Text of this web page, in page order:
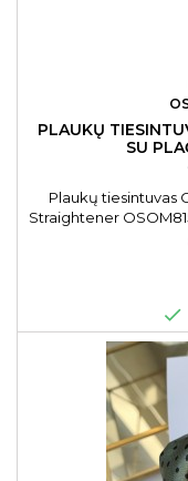
PLAUKŲ
SU
Plaukų tiesintuvas
Straightener
C, 48
